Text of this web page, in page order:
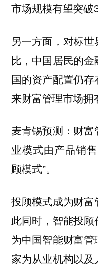
市场规模有望突破
另一方面，对标
比，中国居民的
国的资产配置仍
来财富管理市场拥
麦肯锡预测：财
业模式由产品销
顾模式”。
投顾模式成为财
此同时，智能投
为中国智能财富
家为从业机构以